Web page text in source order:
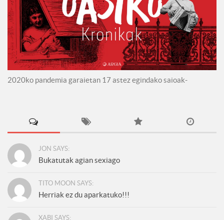
2020ko pandemia garaietan 17 astez egindako saioak-
JON SAYS:
Bukatutak agian sexiago
TITO MOON SAYS:
Herriak ez du aparkatuko!!!
XABI SAYS: